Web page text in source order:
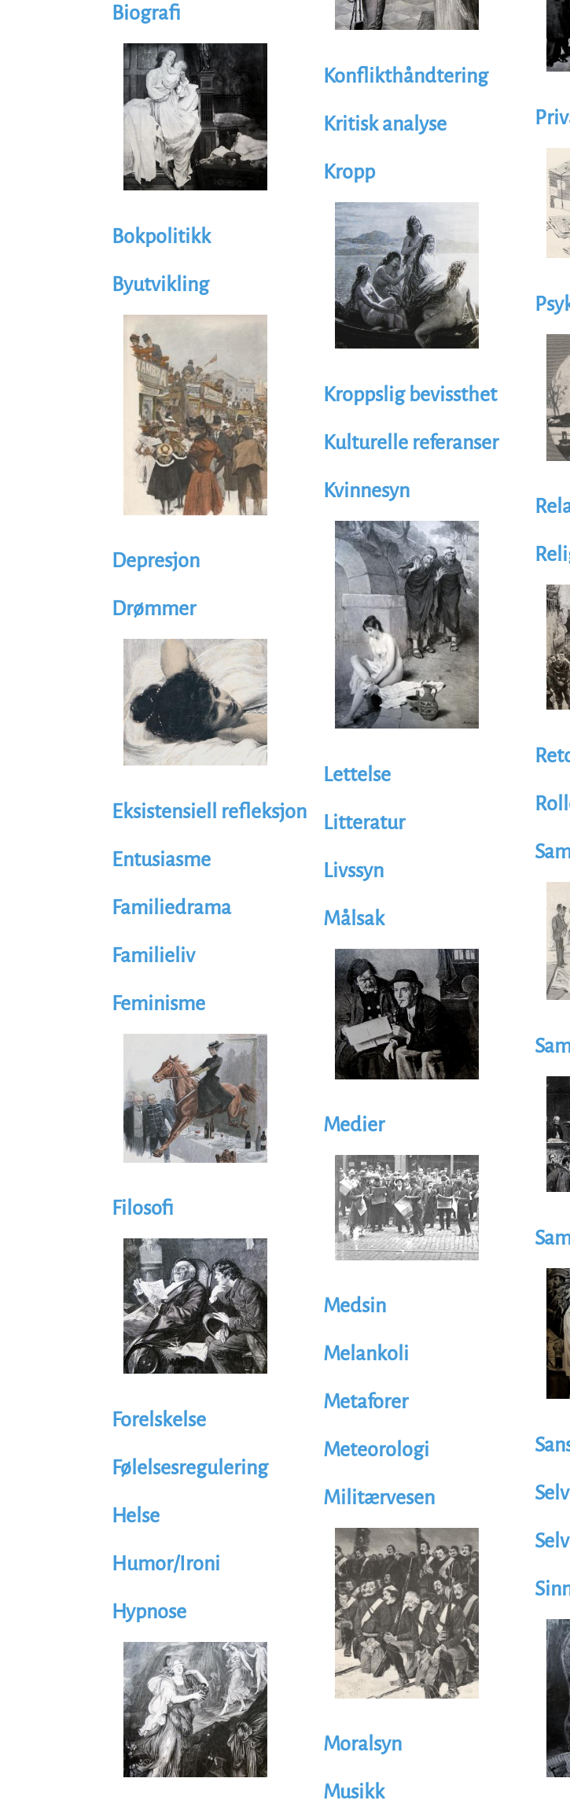
Biografi
Illustrasjon
Image
Bokpolitikk
Byutvikling
Illustrasjon
Depresjon
Drømmer
Illustrasjon
Image
Eksistensiell refleksjon
Entusiasme
Familiedrama
Familieliv
Feminisme
Illustrasjon
Filosofi
Illustrasjon
Image
Forelskelse
Følelsesregulering
Helse
Humor/Ironi
Hypnose
Illustrasjon
Image
Konflikthåndtering
Kritisk analyse
Kropp
Illustrasjon
Image
Kroppslig bevissthet
Kulturelle referanser
Kvinnesyn
Illustrasjon
Image
Lettelse
Litteratur
Livssyn
Målsak
Illustrasjon
Image
Medier
Illustrasjon
Image
Medsin
Melankoli
Metaforer
Meteorologi
Militærvesen
Illustrasjon
Image
Moralsyn
Musikk